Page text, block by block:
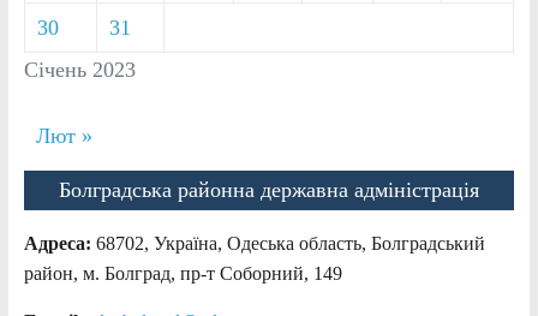
Січень 2023
30 31
Лют »
Болградська районна державна адміністрація
Адреса: 68702, Україна, Одеська область, Болградський
район, м. Болград, пр-т Соборний, 149